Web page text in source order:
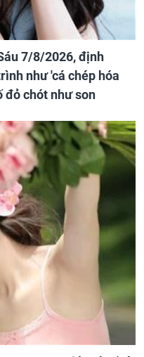
7/8/2026, định
như 'cá chép hóa
đỏ chót như son